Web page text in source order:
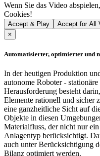
Wenn Sie das Video
Cookies!
Accept & Play
Accept for All
×
Automatisierter, optimierter und
In der heutigen Produktion
autonome Roboter -
Herausforderung besteht
Elemente rationell und sicher
eine ganzheitliche Sicht auf
Objekte in diesen
Materialfluss, der nicht nur
Anlagentyp berücksichtigt.
auch unter Berücksichtigung
Bilanz optimiert werden.